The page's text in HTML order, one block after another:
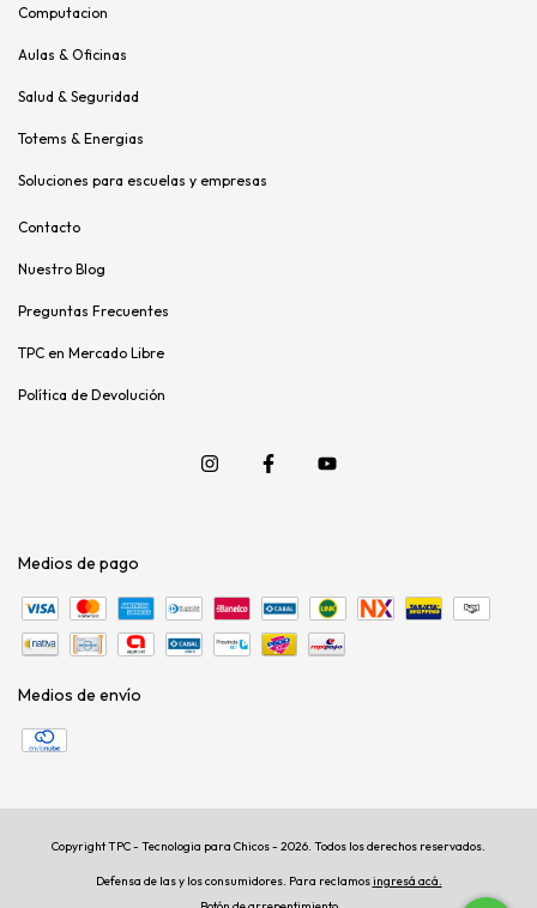
Computacion
Aulas & Oficinas
Salud & Seguridad
Totems & Energias
Soluciones para escuelas y empresas
Contacto
Nuestro Blog
Preguntas Frecuentes
TPC en Mercado Libre
Política de Devolución
Medios de pago
Medios de envío
Copyright TPC - Tecnologia para Chicos - 2026. Todos los derechos reservados.
Defensa de las y los consumidores. Para reclamosingresá acá.